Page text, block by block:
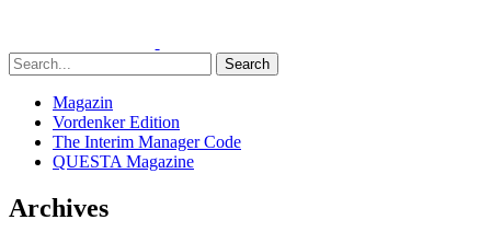
Search
Magazin
Vordenker Edition
The Interim Manager Code
QUESTA Magazine
Archives